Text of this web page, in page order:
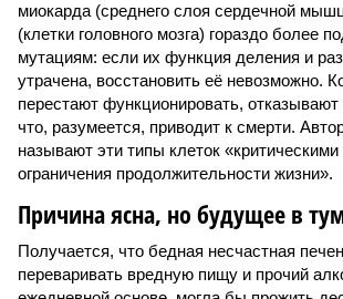
миокарда (среднего слоя сердечной
(клетки головного мозга) гораздо более
мутациям: если их функция деления и
утрачена, восстановить её невозможно.
перестают функционировать, отказывают
что, разумеется, приводит к смерти.
называют эти типы клеток «критическими
ограничения продолжительности жизни».
Причина ясна, но будущее в
Получается, что бедная несчастная
переваривать вредную пищу и прочий